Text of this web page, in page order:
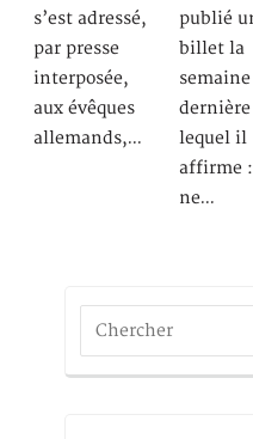
s’est adressé,
par presse
interposée,
aux évêques
allemands,…
publié
billet la
semaine
lequel il
affirme
ne…